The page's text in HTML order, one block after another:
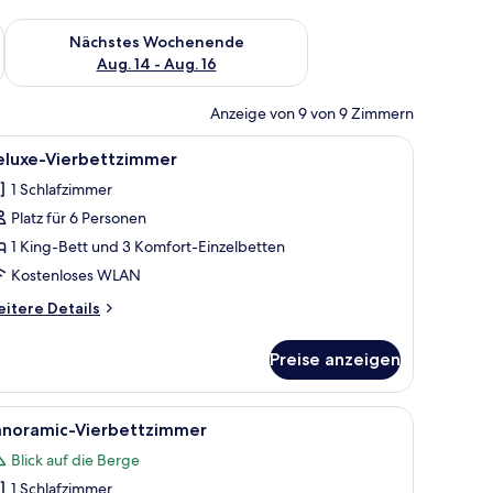
Aug. 7 - Aug. 9.
Nächstes Wochenende
Aug. 14 - Aug. 16
Überprüfe die Verfügbarkeit für nächstes Wochenende, Aug.
Anzeige von 9 von 9 Zimmern
auf Säule, einem Spiegel, einer Duschkabine und einer Toilette.
Ein Hotelzimmer mit einem großen Bett,
22 Vierbettzimmer
1 Schlafzimmer
Platz für 6 Personen
1 King-Bett und 3 Komfort-Einzelbetten
Kostenloses WLAN
Details
Preise anzeigen
Kleiderschrank und einer Deckenleuchte.Eine Terrasse mit Korbmöbeln und Blick auf
26 Vierbettzimmer
Blick auf die Berge
1 Schlafzimmer